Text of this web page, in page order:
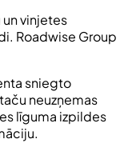
vinjetes
Roadwise Group
sniegto
neuzņemas
līguma izpildes